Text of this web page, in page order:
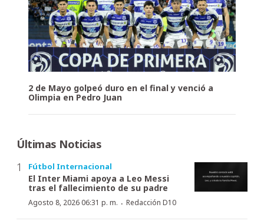
2 de Mayo golpeó duro en el final y venció a
Olimpia en Pedro Juan
Últimas Noticias
Fútbol Internacional
El Inter Miami apoya a Leo Messi
tras el fallecimiento de su padre
Agosto 8, 2026 06:31 p. m. · Redacción D10